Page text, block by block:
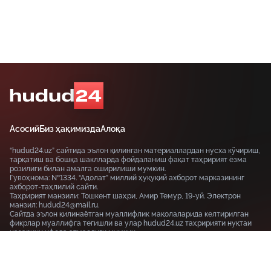
АсосийБиз ҳақимиздаАлоқа
“hudud24.uz” сайтида эълон қилинган материаллардан нусха кўчириш,
тарқатиш ва бошқа шаклларда фойдаланиш фақат таҳририят ёзма
розилиги билан амалга оширилиши мумкин.
Гувоҳнома: №1334. “Адолат” миллий ҳуқуқий ахборот марказининг
ахборот-таҳлилий сайти.
Таҳририят манзили: Тошкент шаҳри, Амир Темур, 19-уй. Электрон
манзил: hudud24@mail.ru.
Сайтда эълон қилинаётган муаллифлик мақолаларида келтирилган
фикрлар муаллифга тегишли ва улар hudud24.uz таҳририяти нуқтаи
назарини ифода этмаслиги мумкин.